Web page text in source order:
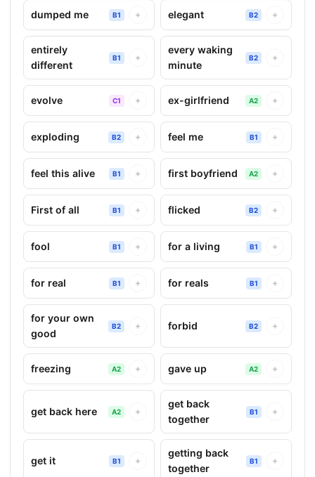
dumped me B1 + elegant B2 +
entirely
different
B1 +
every waking
minute
B2 +
evolve C1 + ex-girlfriend A2 +
exploding B2 + feel me B1 +
feel this alive B1 + first boyfriend A2 +
First of all B1 + flicked B2 +
fool B1 + for a living B1 +
for real B1 + for reals B1 +
for your own
good
B2 + forbid B2 +
freezing A2 + gave up A2 +
get back here A2 +
get back
together
B1 +
get it B1 +
getting back
together
B1 +